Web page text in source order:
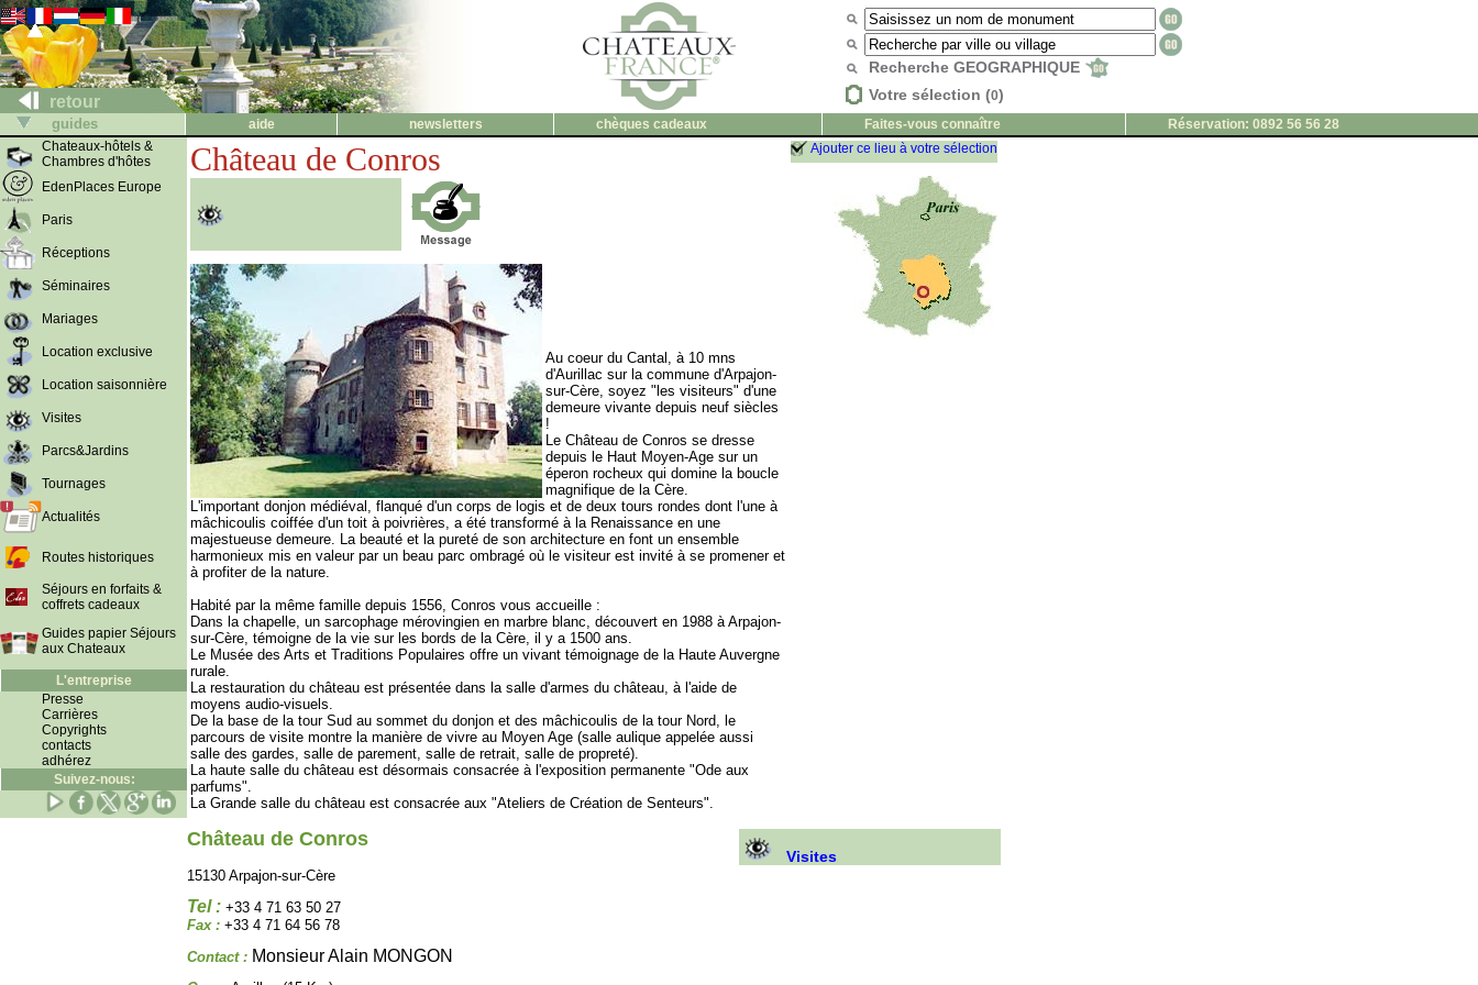
retour
Recherche GEOGRAPHIQUE
Votre sélection (0)
guides aide newsletters chèques cadeaux Faites-vous connaître
Réservation: 0892 56 56 28
Chateaux-hôtels &
Chambres d'hôtes
EdenPlaces Europe
Paris
Réceptions
Séminaires
Mariages
Location exclusive
Location saisonnière
Visites
Parcs&Jardins
Tournages
Actualités
Routes historiques
Séjours en forfaits &
coffrets cadeaux
Guides papier Séjours
aux Chateaux
L'entreprise
Presse
Carrières
Copyrights
contacts
adhérez
Suivez-nous:
Château de Conros
Au coeur du Cantal, à 10 mns
d'Aurillac sur la commune d'Arpajon-
sur-Cère, soyez "les visiteurs" d'une
demeure vivante depuis neuf siècles
!
Le Château de Conros se dresse
depuis le Haut Moyen-Age sur un
éperon rocheux qui domine la boucle
magnifique de la Cère.
L'important donjon médiéval, flanqué d'un corps de logis et de deux tours rondes dont l'une à
mâchicoulis coiffée d'un toit à poivrières, a été transformé à la Renaissance en une
majestueuse demeure. La beauté et la pureté de son architecture en font un ensemble
harmonieux mis en valeur par un beau parc ombragé où le visiteur est invité à se promener et
à profiter de la nature.
Habité par la même famille depuis 1556, Conros vous accueille :
Dans la chapelle, un sarcophage mérovingien en marbre blanc, découvert en 1988 à Arpajon-
sur-Cère, témoigne de la vie sur les bords de la Cère, il y a 1500 ans.
Le Musée des Arts et Traditions Populaires offre un vivant témoignage de la Haute Auvergne
rurale.
La restauration du château est présentée dans la salle d'armes du château, à l'aide de
moyens audio-visuels.
De la base de la tour Sud au sommet du donjon et des mâchicoulis de la tour Nord, le
parcours de visite montre la manière de vivre au Moyen Age (salle aulique appelée aussi
salle des gardes, salle de parement, salle de retrait, salle de propreté).
La haute salle du château est désormais consacrée à l'exposition permanente "Ode aux
parfums".
La Grande salle du château est consacrée aux "Ateliers de Création de Senteurs".
Ajouter ce lieu à votre sélection
Château de Conros
15130 Arpajon-sur-Cère
Tel : +33 4 71 63 50 27
Fax : +33 4 71 64 56 78
Contact : Monsieur Alain MONGON
Visites